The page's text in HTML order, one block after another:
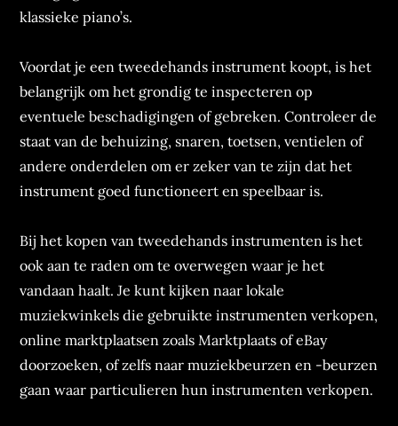
klassieke piano’s.
Voordat je een tweedehands instrument koopt, is het
belangrijk om het grondig te inspecteren op
eventuele beschadigingen of gebreken. Controleer de
staat van de behuizing, snaren, toetsen, ventielen of
andere onderdelen om er zeker van te zijn dat het
instrument goed functioneert en speelbaar is.
Bij het kopen van tweedehands instrumenten is het
ook aan te raden om te overwegen waar je het
vandaan haalt. Je kunt kijken naar lokale
muziekwinkels die gebruikte instrumenten verkopen,
online marktplaatsen zoals Marktplaats of eBay
doorzoeken, of zelfs naar muziekbeurzen en -beurzen
gaan waar particulieren hun instrumenten verkopen.